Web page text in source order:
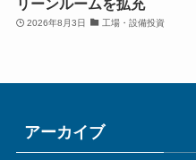
リーンルームを拡充
2026年8月3日 工場・設備投資
アーカイブ